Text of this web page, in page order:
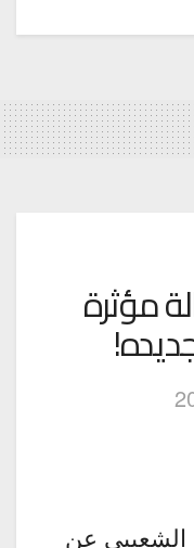
مؤثرة
الشعيبي عن